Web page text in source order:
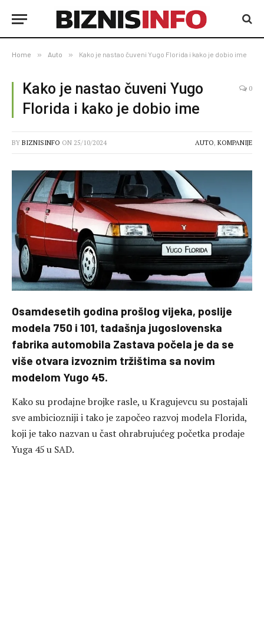
Home » Auto » Kako je nastao čuveni Yugo Florida i kako je dobio ime
Kako je nastao čuveni Yugo
Florida i kako je dobio ime
0
BY BIZNISINFO ON 25/10/2024 AUTO, KOMPANIJE
Osamdesetih godina prošlog vijeka, poslije
modela 750 i 101, tadašnja jugoslovenska
fabrika automobila Zastava počela je da se
više otvara izvoznim tržištima sa novim
modelom Yugo 45.
Kako su prodajne brojke rasle, u Kragujevcu su postajali
sve ambiciozniji i tako je započeo razvoj modela Florida,
koji je tako nazvan u čast ohrabrujućeg početka prodaje
Yuga 45 u SAD.